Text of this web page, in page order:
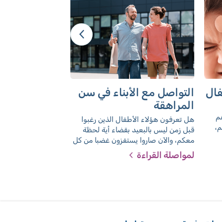
التواصل مع الأبناء في سن
المراهقة
هل تعرفون هؤلاء الأطفال الذين رغبوا
قبل زمن ليس بالبعيد بقضاء أية لحظة
معكم، والآن صاروا يستفزون غضبا من كل
ما تقولونه، ويطلبون منكم الخروج من
غرفتهم؟ مرحبا بكم في عداد أهالي
لمواصلة القراءة